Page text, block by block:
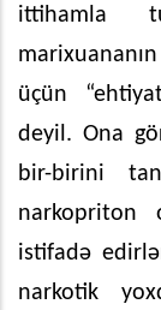
ittihamla
üçün
deyil. Ona
bir-birini
narkopriton
istifadə
narkotik